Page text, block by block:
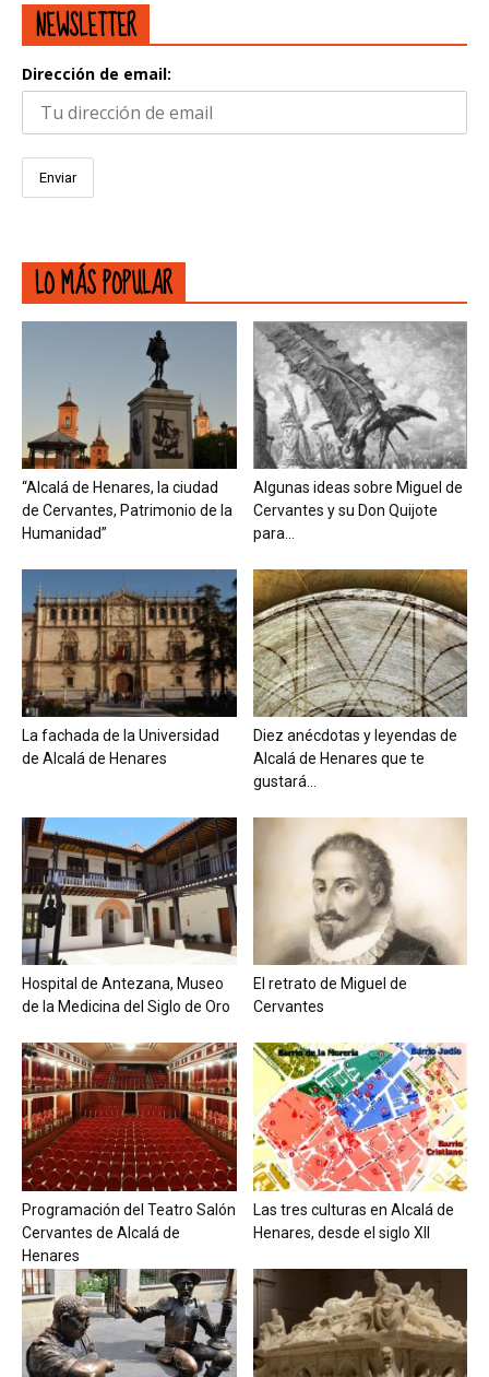
NEWSLETTER
Dirección de email:
LO MÁS POPULAR
“Alcalá de Henares, la ciudad
de Cervantes, Patrimonio de la
Humanidad”
Algunas ideas sobre Miguel de
Cervantes y su Don Quijote
para...
La fachada de la Universidad
de Alcalá de Henares
Diez anécdotas y leyendas de
Alcalá de Henares que te
gustará...
Hospital de Antezana, Museo
de la Medicina del Siglo de Oro
El retrato de Miguel de
Cervantes
Programación del Teatro Salón
Cervantes de Alcalá de
Henares
Las tres culturas en Alcalá de
Henares, desde el siglo XII